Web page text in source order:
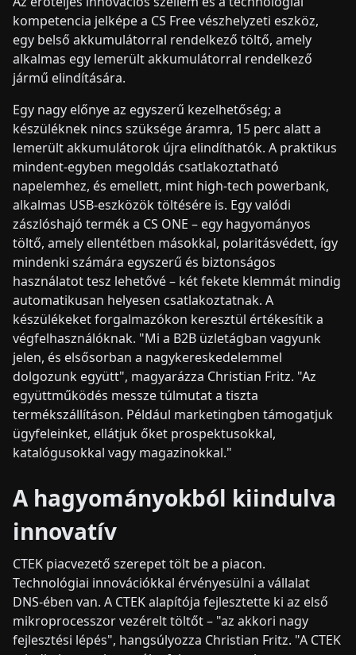
kompetencia jelképe a CS Free vészhelyzeti eszköz,
egy belső akkumulátorral rendelkező töltő, amely
alkalmas egy lemerült akkumulátorral rendelkező
jármű elindítására.
Egy nagy előnye az egyszerű kezelhetőség; a
készüléknek nincs szüksége áramra, 15 perc alatt a
lemerült akkumulátorok újra elindíthatók. A praktikus
mindent-egyben megoldás csatlakoztatható
napelemhez, és emellett, mint high-tech powerbank,
alkalmas USB-eszközök töltésére is. Egy valódi
zászlóshajó termék a CS ONE – egy hagyományos
töltő, amely ellentétben másokkal, polaritásvédett, így
mindenki számára egyszerű és biztonságos
használatot tesz lehetővé – két fekete klemmát mindig
automatikusan helyesen csatlakoztatnak. A
készülékeket forgalmazókon keresztül értékesítik a
végfelhasználóknak. "Mi a B2B üzletágban vagyunk
jelen, és elsősorban a nagykereskedelemmel
dolgozunk együtt", magyarázza Christian Fritz. "Az
együttműködés messze túlmutat a tiszta
termékszállításon. Például marketingben támogatjuk
ügyfeleinket, ellátjuk őket prospektusokkal,
katalógusokkal vagy magazinokkal."
A hagyományokból kiindulva
innovatív
CTEK piacvezető szerepet tölt be a piacon.
Technológiai innovációkkal érvényesülni a vállalat
DNS-ében van. A CTEK alapítója fejlesztette ki az első
mikroprocesszor vezérelt töltőt – "az akkori nagy
fejlesztési lépés", hangsúlyozza Christian Fritz. "A CTEK